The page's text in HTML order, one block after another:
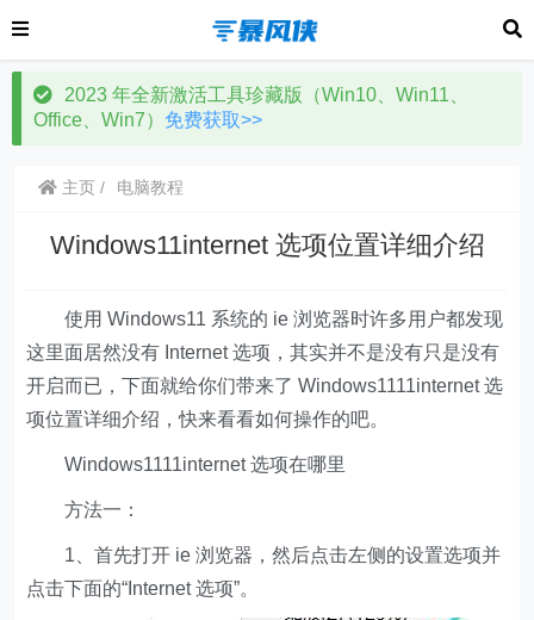
2023 年全新激活工具珍藏版（Win10、Win11、
Office、Win7） 免费获取>>
主页 电脑教程
Windows11internet 选项位置详细介绍
使用 Windows11 系统的 ie 浏览器时许多用户都发现
这里面居然没有 Internet 选项，其实并不是没有只是没有
开启而已，下面就给你们带来了 Windows1111internet 选
项位置详细介绍，快来看看如何操作的吧。
Windows1111internet 选项在哪里
方法一：
1、首先打开 ie 浏览器，然后点击左侧的设置选项并
点击下面的“Internet 选项”。